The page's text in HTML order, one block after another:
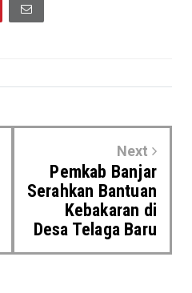
Next
Pemkab Banjar
Serahkan Bantuan
Kebakaran di
Desa Telaga Baru